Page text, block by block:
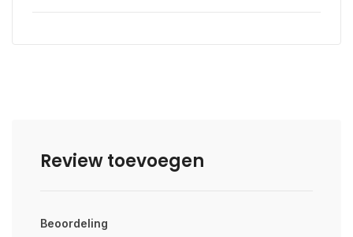
Review toevoegen
Beoordeling